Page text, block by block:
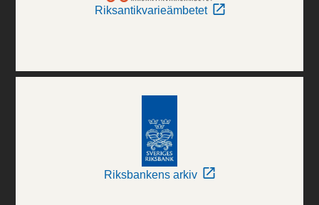
Riksantikvarieämbetet
Riksbankens arkiv